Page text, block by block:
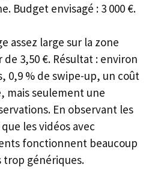
Budget envisagé : 3 000 €.
assez large sur la zone
de 3,50 €. Résultat : environ
0,9 % de swipe-up, un coût
mais seulement une
En observant les
les vidéos avec
fonctionnent beaucoup
trop génériques.